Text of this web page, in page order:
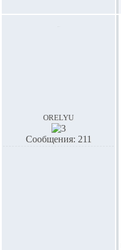
orelyu
Сообщения: 211